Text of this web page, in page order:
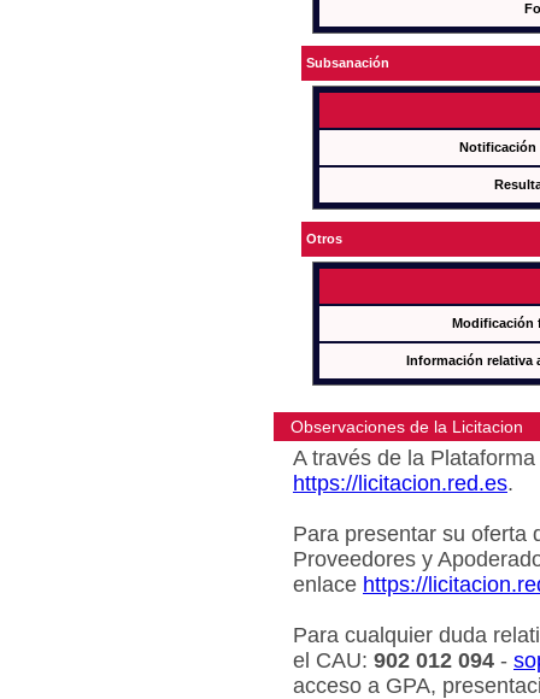
Subsanación
Notificación
Otros
Modificación
Información relativa
Observaciones de la Licitacion
A través de la
https://licitacion.red.es.
Para presentar su oferta
Proveedores y
enlace https://
Para cualquier duda
el CAU: 902 012 094 -
acceso a GPA,